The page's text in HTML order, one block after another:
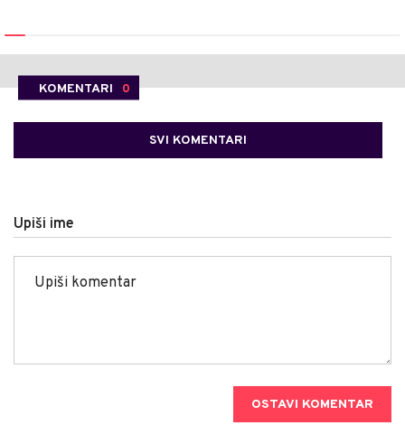
KOMENTARI 0
SVI KOMENTARI
Upiši ime
OSTAVI KOMENTAR